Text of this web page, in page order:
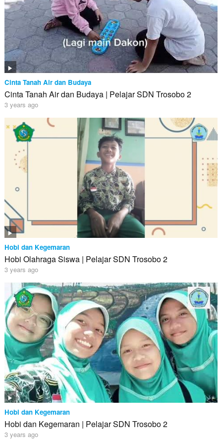
Cinta Tanah Air dan Budaya
Cinta Tanah Air dan Budaya | Pelajar SDN Trosobo 2
3 years ago
Hobi dan Kegemaran
Hobi Olahraga Siswa | Pelajar SDN Trosobo 2
3 years ago
Hobi dan Kegemaran
Hobi dan Kegemaran | Pelajar SDN Trosobo 2
3 years ago